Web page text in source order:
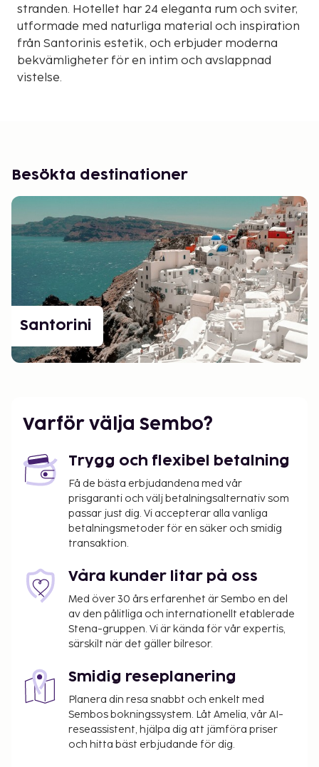
stranden. Hotellet har 24 eleganta rum och sviter,
utformade med naturliga material och inspiration
från Santorinis estetik, och erbjuder moderna
bekvämligheter för en intim och avslappnad
vistelse.
Besökta destinationer
Santorini
Varför välja Sembo?
Trygg och flexibel betalning
Få de bästa erbjudandena med vår
prisgaranti och välj betalningsalternativ som
passar just dig. Vi accepterar alla vanliga
betalningsmetoder för en säker och smidig
transaktion.
Våra kunder litar på oss
Med över 30 års erfarenhet är Sembo en del
av den pålitliga och internationellt etablerade
Stena-gruppen. Vi är kända för vår expertis,
särskilt när det gäller bilresor.
Smidig reseplanering
Planera din resa snabbt och enkelt med
Sembos bokningssystem. Låt Amelia, vår AI-
reseassistent, hjälpa dig att jämföra priser
och hitta bäst erbjudande för dig.